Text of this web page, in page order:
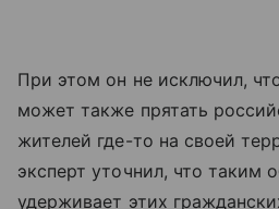
При этом он не исключил,
может также прятать
жителей где-то на своей
эксперт уточнил, что таким
удерживает этих